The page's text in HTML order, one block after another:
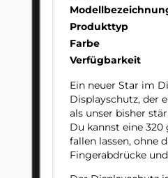
Produkttyp
Farbe
Verfügbarkeit
Ein neuer Star im
Displayschutz, der
als unser bisher
Du kannst eine 320
fallen lassen, ohne
Fingerabdrücke